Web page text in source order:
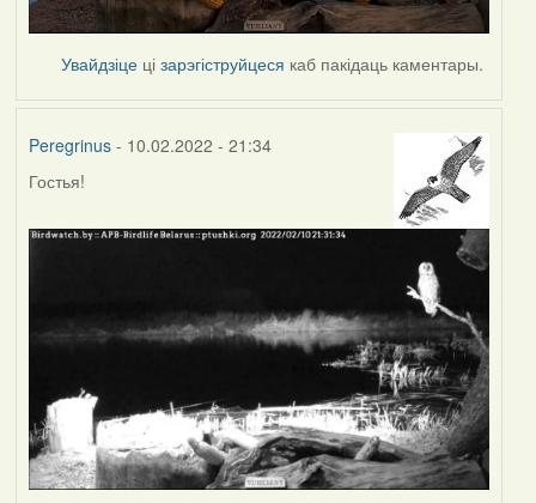
Увайдзіце цізарэгіструйцеся каб пакідаць каментары.
Peregrinus- 10.02.2022 - 21:34
Гостья!